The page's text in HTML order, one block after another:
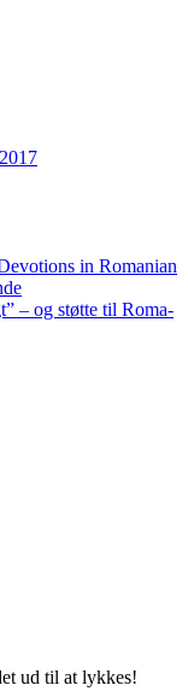
in Romanian
– og støtte til Roma-
ud til at lykkes!